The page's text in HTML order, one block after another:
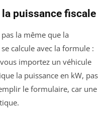
la puissance fiscale
pas la même que la
calcule avec la formule :
vous importez un véhicule
la puissance en kW, pas
le formulaire, car une